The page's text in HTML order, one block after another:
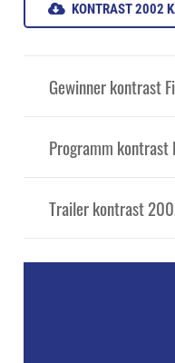
KONTRAST 2002
Gewinner kontrast
Programm
Trailer kontrast